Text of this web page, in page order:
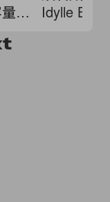
、
Idylle